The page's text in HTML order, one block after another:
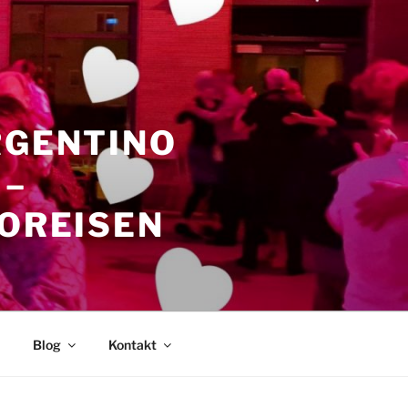
Blog Kontakt